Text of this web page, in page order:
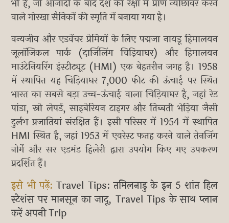
भी है, जो आजादी के बाद देश की रक्षा में प्राण न्योछावर करने
वाले गोरखा सैनिकों की स्मृति में बनाया गया है।
वन्यजीव और एडवेंचर प्रेमियों के लिए पद्मजा नायडू हिमालयन
जूलॉजिकल पार्क (दार्जिलिंग चिड़ियाघर) और हिमालयन
माउंटेनियरिंग इंस्टीट्यूट (HMI) एक बेहतरीन जगह है। 1958
में स्थापित यह चिड़ियाघर 7,000 फीट की ऊंचाई पर स्थित
भारत का सबसे बड़ा उच्च-ऊंचाई वाला चिड़ियाघर है, जहां रेड
पांडा, स्नो लेपर्ड, साइबेरियन टाइगर और तिब्बती भेड़िया जैसी
दुर्लभ प्रजातियां संरक्षित हैं। इसी परिसर में 1954 में स्थापित
HMI स्थित है, जहां 1953 में एवरेस्ट फतह करने वाले तेनजिंग
नोर्गे और सर एडमंड हिलेरी द्वारा उपयोग किए गए उपकरण
प्रदर्शित हैं।
इसे भी पढ़ें:Travel Tips: तमिलनाडु के इन 5 शांत हिल
स्टेशंस पर मानसून का जादू, Travel Tips के साथ प्लान
करें अपनी Trip